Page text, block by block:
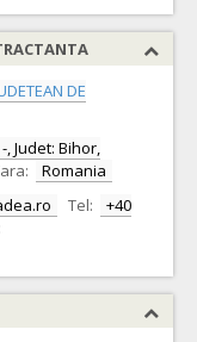
DE
, Judet: Bihor,
Romania
Tel:
+40